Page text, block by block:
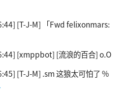
[T-J-M] 「Fwd felixonmars:
[xmppbot] [流浪的百合] o.O
[T-J-M] .sm 这狼太可怕了 %